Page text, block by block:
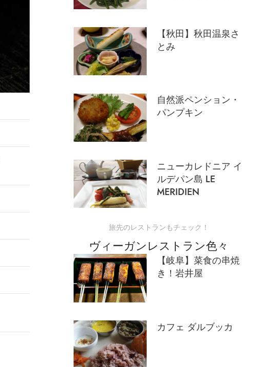
【秋田】秋田温泉さ
とみ
自然派ペンション・
パンプキン
ニューカレドニア イ
ルデパン島 LE
MERIDIEN
旅先のレストランもチェック！
ヴィーガンレストラン色々
【岐阜】菜食の串焼
き！岩井屋
カフェ ダルブッカ